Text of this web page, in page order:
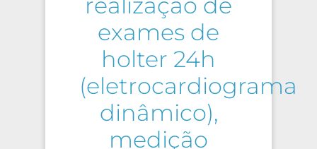
realização de
exames de
holter 24h
(eletrocardiograma
dinâmico),
medição